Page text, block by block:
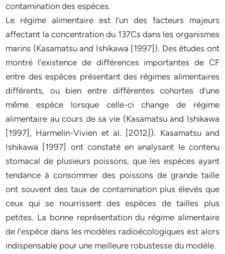
contamination des espèces.
Le régime alimentaire est l’un des facteurs majeurs
affectant la concentration du 137Cs dans les organismes
marins (Kasamatsu and Ishikawa [1997]). Des études ont
montré l’existence de différences importantes de CF
entre des espèces présentant des régimes alimentaires
différents, ou bien entre différentes cohortes d’une
même espèce lorsque celle-ci change de régime
alimentaire au cours de sa vie (Kasamatsu and Ishikawa
[1997], Harmelin-Vivien et al. [2012]). Kasamatsu and
Ishikawa [1997] ont constaté en analysant le contenu
stomacal de plusieurs poissons, que les espèces ayant
tendance à consommer des poissons de grande taille
ont souvent des taux de contamination plus élevés que
ceux qui se nourrissent des espèces de tailles plus
petites. La bonne représentation du régime alimentaire
de l’espèce dans les modèles radioécologiques est alors
indispensable pour une meilleure robustesse du modèle.